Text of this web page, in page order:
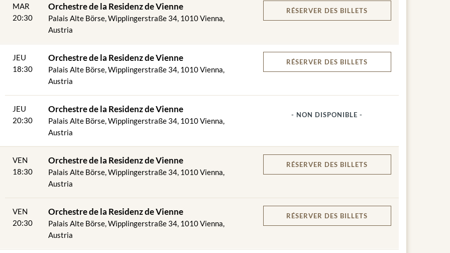
MAR
20:30
Orchestre de la Residenz de Vienne
Palais Alte Börse, Wipplingerstraße 34, 1010 Vienna,
Austria
RÉSERVER DES BILLETS
JEU
18:30
Orchestre de la Residenz de Vienne
Palais Alte Börse, Wipplingerstraße 34, 1010 Vienna,
Austria
RÉSERVER DES BILLETS
JEU
20:30
Orchestre de la Residenz de Vienne
Palais Alte Börse, Wipplingerstraße 34, 1010 Vienna,
Austria
- NON DISPONIBLE -
VEN
18:30
Orchestre de la Residenz de Vienne
Palais Alte Börse, Wipplingerstraße 34, 1010 Vienna,
Austria
RÉSERVER DES BILLETS
VEN
20:30
Orchestre de la Residenz de Vienne
Palais Alte Börse, Wipplingerstraße 34, 1010 Vienna,
Austria
RÉSERVER DES BILLETS